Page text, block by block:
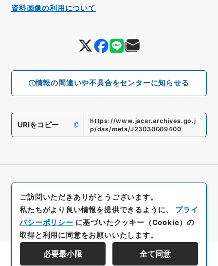
情報の間違いや不具合をセンターに知らせる
URIをコピー
https://www.jacar.archives.go.j
p/das/meta/J23030009400
資料画像の利用について
資料群階層を表示する
ご訪問いただきありがとうございます。
私たちがより良い情報を提供できるように、 プライ
バシーポリシー に基づいたクッキー（Cookie）の
取得と利用に同意をお願いいたします。
必要最小限 全て同意